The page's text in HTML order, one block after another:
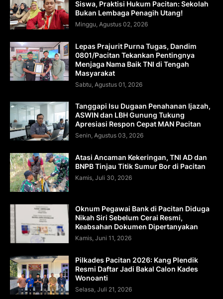
Siswa, Praktisi Hukum Pacitan: Sekolah
Bukan Lembaga Penagih Utang!
Minggu, Agustus 02, 2026
Lepas Prajurit Purna Tugas, Dandim
0801/Pacitan Tekankan Pentingnya
Menjaga Nama Baik TNI di Tengah
Masyarakat
Sabtu, Agustus 01, 2026
Tanggapi Isu Dugaan Penahanan Ijazah,
ASWIN dan LBH Gunung Tukung
Apresiasi Respon Cepat MAN Pacitan
Senin, Agustus 03, 2026
Atasi Ancaman Kekeringan, TNI AD dan
BNPB Tinjau Titik Sumur Bor di Pacitan
Kamis, Juli 30, 2026
Oknum Pegawai Bank di Pacitan Diduga
Nikah Siri Sebelum Cerai Resmi,
Keabsahan Dokumen Dipertanyakan
Kamis, Juni 11, 2026
Pilkades Pacitan 2026: Kang Plendik
Resmi Daftar Jadi Bakal Calon Kades
Wonoanti
Selasa, Juli 21, 2026